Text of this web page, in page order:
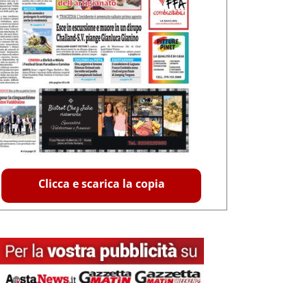
Clicca e scarica la copia